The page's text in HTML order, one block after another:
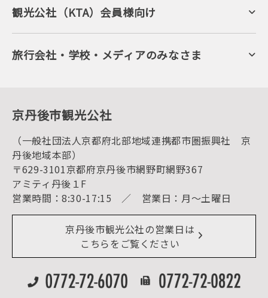
あわび丸ごと１個！蒸し鮑と煮物の盛り合わせ［一例］
キャンプ・グランピング
自然景観
旬の食
フルーツ
美術館・資料館
観光
海水浴
キャンプ
お宿探し
宿泊・日帰り予約（空室検索）
予約照会・予約キャンセル
宿泊施設一覧（お宿比較ページ）
アクセス
お知らせ
イベント情報
デジタル観光パンフレット
リアルタイム道路情報
よくある質問
観光公社（KTA）会員様向け
KTA会員コミュニティ
会員向けサービス
KTAニュースレター
会員加入・会員情報（会員規程）
旅行会社・学校・メディアのみなさま
プレスリリース
京丹後市観光公社
（一般社団法人京都府北部地域連携都市圏振興社 京
丹後地域本部）
〒629-3101京都府京丹後市網野町網野367
アミティ丹後１F
営業時間：8:30-17:15 ／ 営業日：月～土曜日
京丹後市観光公社の営業日は
こちらをご覧ください